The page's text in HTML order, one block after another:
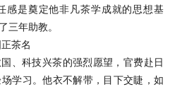
感是奠定他非凡茶学成就的思想基
三年助教。
茶名
科技兴茶的强烈愿望，官费赴日
学习。他衣不解带，目下交睫，如